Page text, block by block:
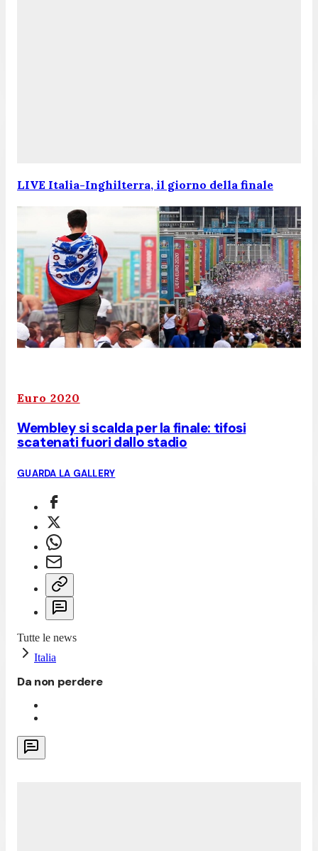
LIVE Italia-Inghilterra, il giorno della finale
Euro 2020
Wembley si scalda per la finale: tifosi
scatenati fuori dallo stadio
GUARDA LA GALLERY
Tutte le news
Italia
Da non perdere